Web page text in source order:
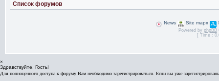
Список форумов
News Site mapx
Powered by phpBB
[ Time :
×
Здравствуйте, Гость!
Для полноценного доступа к форуму Вам необходимо зарегистрироваться. Если вы уже